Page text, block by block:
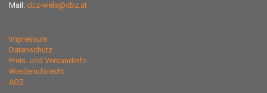
Mail: cbz-wels@cbz.at
Impressum
Datenschutz
Preis- und Versandinfo
Wiederrufsrecht
AGB